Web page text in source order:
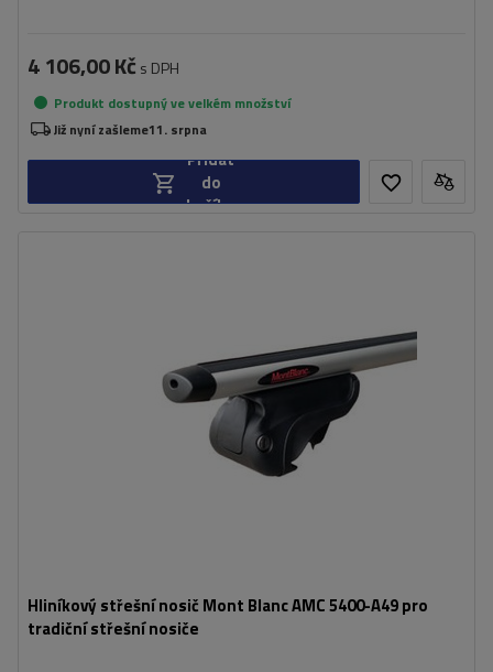
4 106,00 Kč s DPH
Produkt dostupný ve velkém množství
Již nyní zašleme11. srpna
Přidat
do
košíku
Hliníkový střešní nosič Mont Blanc AMC 5400-A49 pro
tradiční střešní nosiče